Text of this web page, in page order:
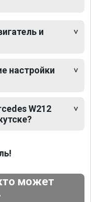
и
настройки
W212
может